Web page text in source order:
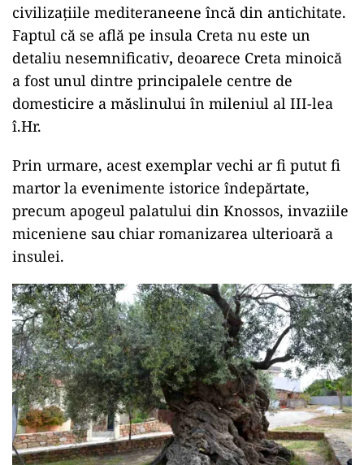
civilizațiile mediteraneene încă din antichitate.
Faptul că se află pe insula Creta nu este un
detaliu nesemnificativ, deoarece Creta minoică
a fost unul dintre principalele centre de
domesticire a măslinului în mileniul al III-lea
î.Hr.
Prin urmare, acest exemplar vechi ar fi putut fi
martor la evenimente istorice îndepărtate,
precum apogeul palatului din Knossos, invaziile
miceniene sau chiar romanizarea ulterioară a
insulei.